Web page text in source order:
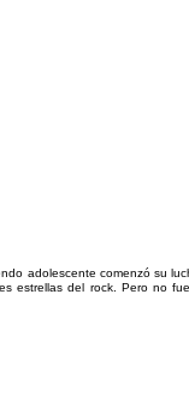
adolescente comenzó su
estrellas del rock. Pero no